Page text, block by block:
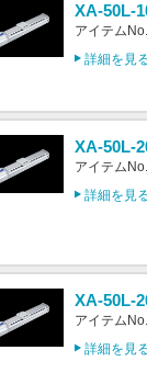
XA-50L-
アイテム
詳細を見
XA-50L-
アイテム
詳細を見
XA-50L-
アイテム
詳細を見